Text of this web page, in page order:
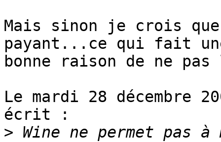
Mais sinon je crois
payant...ce qui fait
bonne raison de ne
Le mardi 28 décembre
écrit :
> Wine ne permet pas à